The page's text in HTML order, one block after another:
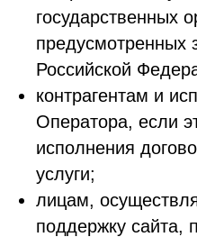
государственных
предусмотренных
Российской
контрагентам и
Оператора, если
исполнения
услуги;
лицам,
поддержку сайта,